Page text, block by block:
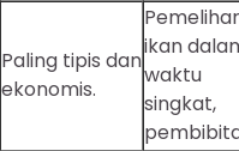
Paling tipis dan
ekonomis.
ikan
waktu
singkat,